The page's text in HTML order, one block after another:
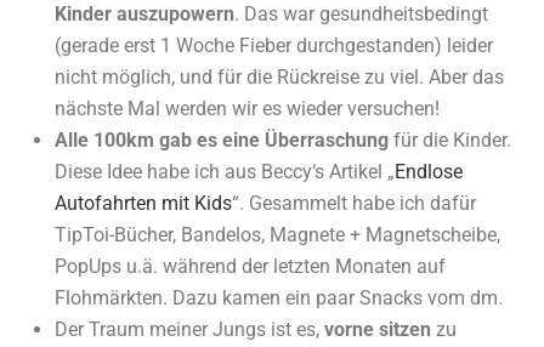
Kinder auszupowern. Das war gesundheitsbedingt
(gerade erst 1 Woche Fieber durchgestanden) leider
nicht möglich, und für die Rückreise zu viel. Aber das
nächste Mal werden wir es wieder versuchen!
Alle 100km gab es eine Überraschung für die Kinder.
Diese Idee habe ich aus Beccy‘s Artikel „Endlose
Autofahrten mit Kids“. Gesammelt habe ich dafür
TipToi-Bücher, Bandelos, Magnete + Magnetscheibe,
PopUps u.ä. während der letzten Monaten auf
Flohmärkten. Dazu kamen ein paar Snacks vom dm.
Der Traum meiner Jungs ist es, vorne sitzen zu